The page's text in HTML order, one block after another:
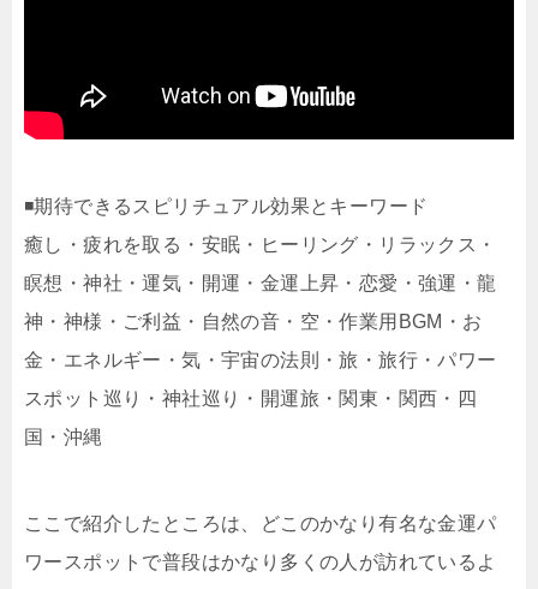
◾️期待できるスピリチュアル効果とキーワード
癒し・疲れを取る・安眠・ヒーリング・リラックス・
瞑想・神社・運気・開運・金運上昇・恋愛・強運・龍
神・神様・ご利益・自然の音・空・作業用BGM・お
金・エネルギー・気・宇宙の法則・旅・旅行・パワー
スポット巡り・神社巡り・開運旅・関東・関西・四
国・沖縄
ここで紹介したところは、どこのかなり有名な金運パ
ワースポットで普段はかなり多くの人が訪れているよ